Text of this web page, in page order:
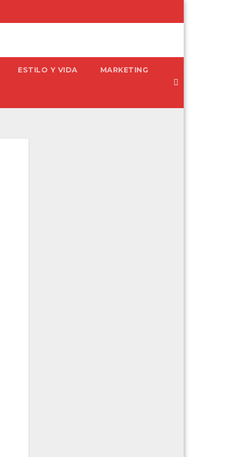
ESTILO Y VIDA MARKETING